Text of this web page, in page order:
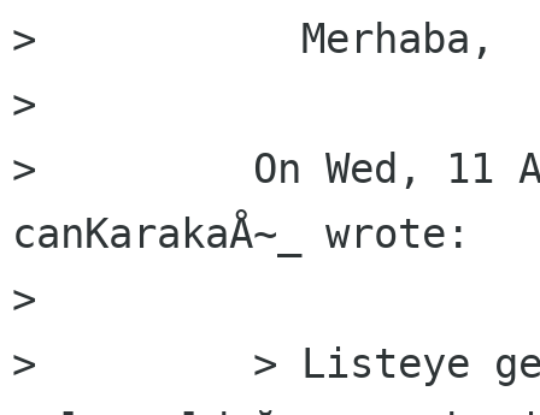
>           Merhaba,
>
>         On Wed, 11
canKarakaÅ~_ wrote:
>
>         > Listeye